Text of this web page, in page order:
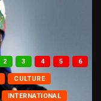
2 3 4 5 6
CULTURE
INTERNATIONAL